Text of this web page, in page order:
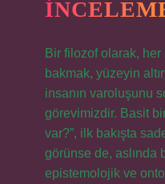
Bir filozof olarak,
bakmak, yüzeyin
insanın varoluşunu
görevimizdir. Basit
var?”, ilk bakışta
görünse de, aslında
epistemolojik ve